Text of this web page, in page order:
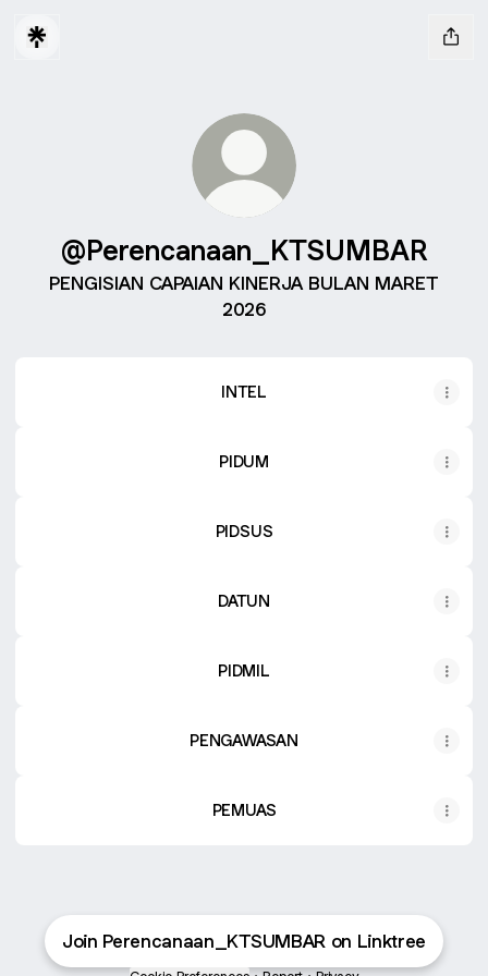
@Perencanaan_KTSUMBAR
PENGISIAN CAPAIAN KINERJA BULAN MARET
2026
INTEL
PIDUM
PIDSUS
DATUN
PIDMIL
PENGAWASAN
PEMUAS
Join Perencanaan_KTSUMBAR on Linktree